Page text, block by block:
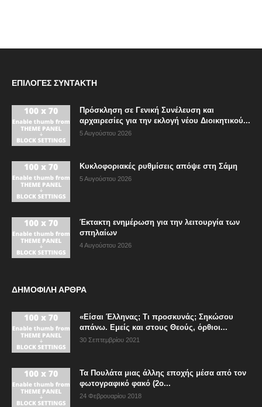
ΕΠΙΛΟΓΈΣ ΣΥΝΤΆΚΤΗ
Πρόσκληση σε Γενική Συνέλευση και
αρχαιρεσίες για την εκλογή νέου Διοικητικού...
5 Αυγούστου 2026
Κυκλοφοριακές ρυθμίσεις απόψε στη Σάμη
5 Αυγούστου 2026
Έκτακτη ενημέρωση για την λειτουργία των
σπηλαίων
4 Αυγούστου 2026
ΔΗΜΟΦΙΛΗ ΑΡΘΡΑ
«Είσαι Έλληνας; Τι προσκυνάς; Σηκώσου
απάνω. Εμείς και στους Θεούς, όρθιοι...
30 Σεπτεμβρίου 2021
Τα Πουλάτα μιας άλλης εποχής μέσα από τον
φωτογραφικό φακό (2ο...
24 Φεβρουαρίου 2018